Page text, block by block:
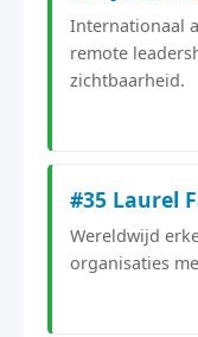
Internationaal
remote
zichtbaarheid.
#35 Laurel
Wereldwijd
organisaties